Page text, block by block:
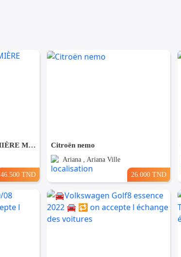
KIA RIO COUPÉ PREMIÈRE MAIN TRÈS PROPRE
46.500 TND
Citroën nemo
Ariana , Ariana Ville
26.000 TND